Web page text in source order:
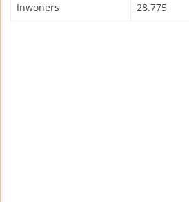
Inwoners 28.775